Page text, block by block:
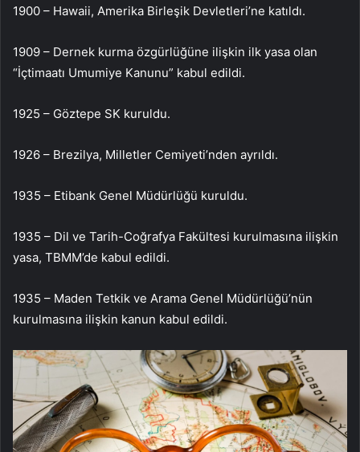
1900 – Hawaii, Amerika Birleşik Devletleri’ne katıldı.
1909 – Dernek kurma özgürlüğüne ilişkin ilk yasa olan
“İçtimaatı Umumiye Kanunu” kabul edildi.
1925 – Göztepe SK kuruldu.
1926 – Brezilya, Milletler Cemiyeti’nden ayrıldı.
1935 – Etibank Genel Müdürlüğü kuruldu.
1935 – Dil ve Tarih-Coğrafya Fakültesi kurulmasına ilişkin
yasa, TBMM’de kabul edildi.
1935 – Maden Tetkik ve Arama Genel Müdürlüğü’nün
kurulmasına ilişkin kanun kabul edildi.